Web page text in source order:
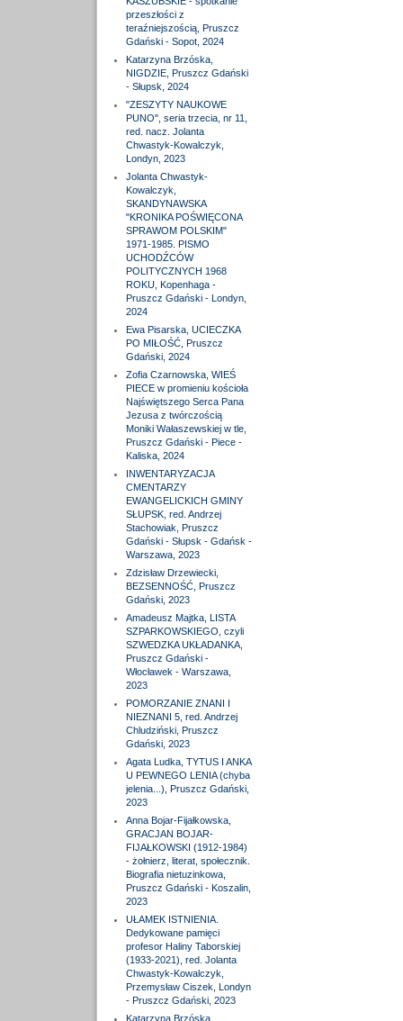
przeszłości z
teraźniejszością, Pruszcz
Gdański - Sopot, 2024
Katarzyna Brzóska,
NIGDZIE, Pruszcz Gdański
- Słupsk, 2024
"ZESZYTY NAUKOWE
PUNO", seria trzecia, nr 11,
red. nacz. Jolanta
Chwastyk-Kowalczyk,
Londyn, 2023
Jolanta Chwastyk-
Kowalczyk,
SKANDYNAWSKA
"KRONIKA POŚWIĘCONA
SPRAWOM POLSKIM"
1971-1985. PISMO
UCHODŹCÓW
POLITYCZNYCH 1968
ROKU, Kopenhaga -
Pruszcz Gdański - Londyn,
2024
Ewa Pisarska, UCIECZKA
PO MIŁOŚĆ, Pruszcz
Gdański, 2024
Zofia Czarnowska, WIEŚ
PIECE w promieniu kościoła
Najświętszego Serca Pana
Jezusa z twórczością
Moniki Wałaszewskiej w tle,
Pruszcz Gdański - Piece -
Kaliska, 2024
INWENTARYZACJA
CMENTARZY
EWANGELICKICH GMINY
SŁUPSK, red. Andrzej
Stachowiak, Pruszcz
Gdański - Słupsk - Gdańsk -
Warszawa, 2023
Zdzisław Drzewiecki,
BEZSENNOŚĆ, Pruszcz
Gdański, 2023
Amadeusz Majtka, LISTA
SZPARKOWSKIEGO, czyli
SZWEDZKA UKŁADANKA,
Pruszcz Gdański -
Włocławek - Warszawa,
2023
POMORZANIE ZNANI I
NIEZNANI 5, red. Andrzej
Chludziński, Pruszcz
Gdański, 2023
Agata Ludka, TYTUS I ANKA
U PEWNEGO LENIA (chyba
jelenia...), Pruszcz Gdański,
2023
Anna Bojar-Fijałkowska,
GRACJAN BOJAR-
FIJAŁKOWSKI (1912-1984)
- żołnierz, literat, społecznik.
Biografia nietuzinkowa,
Pruszcz Gdański - Koszalin,
2023
UŁAMEK ISTNIENIA.
Dedykowane pamięci
profesor Haliny Taborskiej
(1933-2021), red. Jolanta
Chwastyk-Kowalczyk,
Przemysław Ciszek, Londyn
- Pruszcz Gdański, 2023
Katarzyna Brzóska,